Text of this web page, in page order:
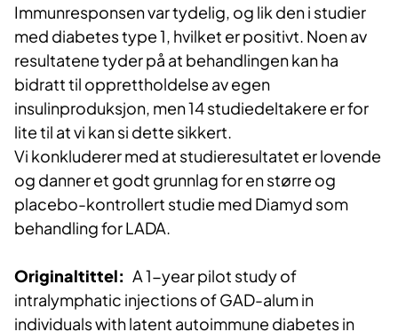
Immunresponsen var tydelig, og lik den i studier
med diabetes type 1, hvilket er positivt. Noen av
resultatene tyder på at behandlingen kan ha
bidratt til opprettholdelse av egen
insulinproduksjon, men 14 studiedeltakere er for
lite til at vi kan si dette sikkert.
Vi konkluderer med at studieresultatet er lovende
og danner et godt grunnlag for en større og
placebo-kontrollert studie med Diamyd som
behandling for LADA.
Originaltittel: A 1-year pilot study of
intralymphatic injections of GAD-alum in
individuals with latent autoimmune diabetes in